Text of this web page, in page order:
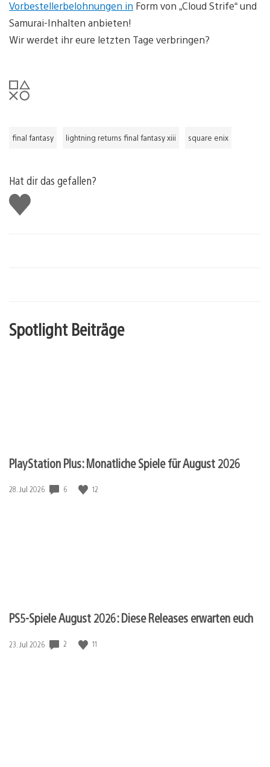
Vorbestellerbelohnungen in Form von „Cloud Strife“ und
Samurai-Inhalten anbieten!
Wir werdet ihr eure letzten Tage verbringen?
final fantasy lightning returns final fantasy xiii square enix
Hat dir das gefallen?
Gefällt
mir
Spotlight Beiträge
PlayStation Plus: Monatliche Spiele für August 2026
Veröffentlichungsdatum:
28. Jul 2026 6 12
PS5-Spiele August 2026: Diese Releases erwarten euch
Veröffentlichungsdatum:
23. Jul 2026 2 11